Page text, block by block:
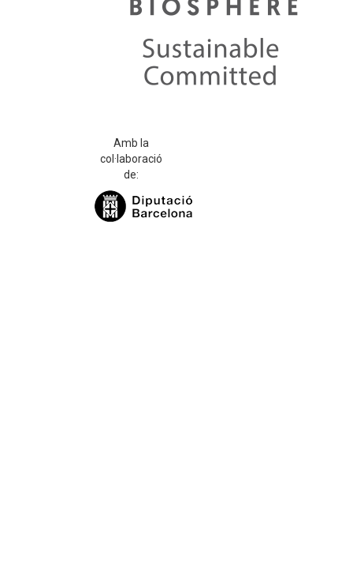
Amb la
col·laboració
de: